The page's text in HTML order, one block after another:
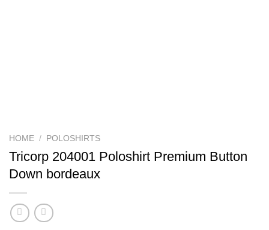
HOME / POLOSHIRTS
Tricorp 204001 Poloshirt Premium Button
Down bordeaux